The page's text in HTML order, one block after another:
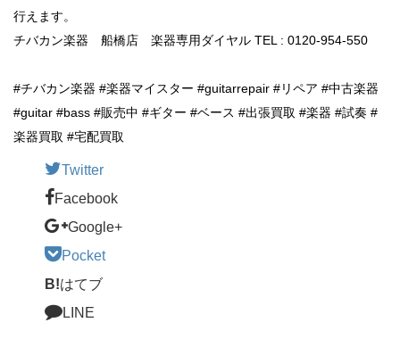
行えます。
チバカン楽器 船橋店 楽器専用ダイヤル TEL : 0120-954-550
#チバカン楽器 #楽器マイスター #guitarrepair #リペア #中古楽器
#guitar #bass #販売中 #ギター #ベース #出張買取 #楽器 #試奏 #
楽器買取 #宅配買取
Twitter
Facebook
Google+
Pocket
B!はてブ
LINE